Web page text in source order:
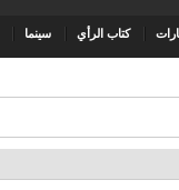
كتاب الرأي سينما